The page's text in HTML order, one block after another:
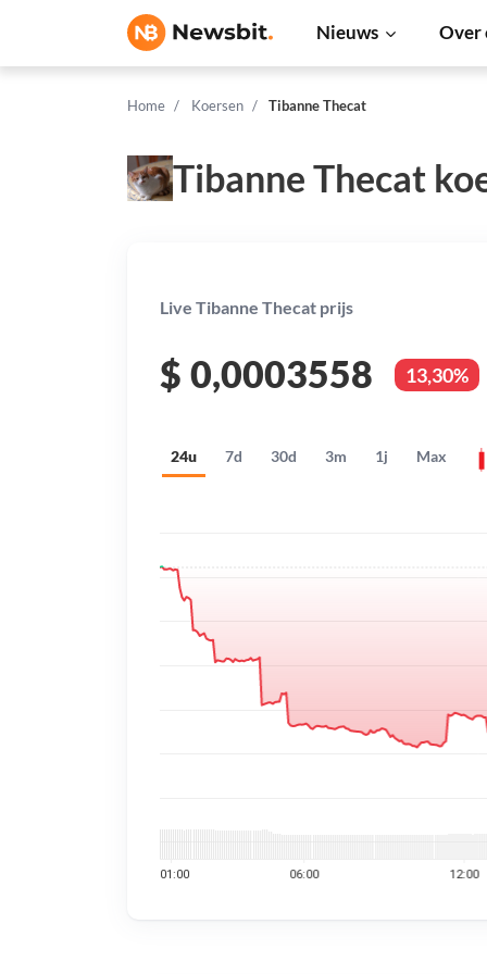
Nieuws Over
Home Koersen Tibanne Thecat
Tibanne Thecat
Live Tibanne Thecat prijs
$ 0,0003558 13,30%
24u 7d 30d 3m 1j Max